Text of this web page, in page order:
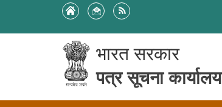
भारत सरकार
पत्र सूचना कार्यालय